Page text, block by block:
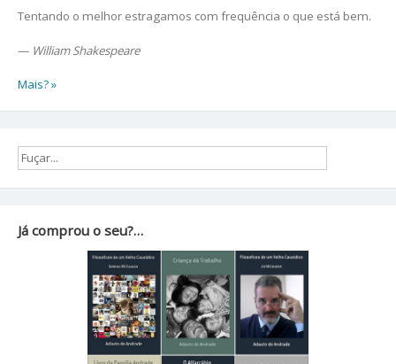
Tentando o melhor estragamos com frequência o que está bem.
— William Shakespeare
Mais? »
Já comprou o seu?…